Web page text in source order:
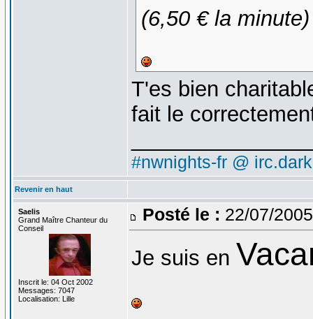
(6,50 € la minute)
T'es bien
fait le
#nwnights-fr @
Revenir en haut
Saelis
Grand Maître Chanteur du
Conseil
Inscrit le: 04 Oct 2002
Messages: 7047
Localisation: Lille
Posté le : 22/07/
Je suis en